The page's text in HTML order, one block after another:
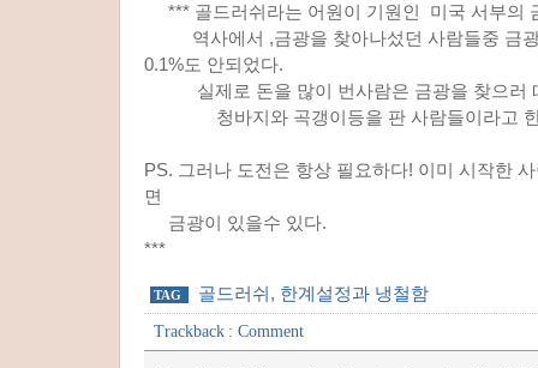
*** 골드러쉬라는 어원이 기원인 미국 서부의
역사에서 ,금광을 찾아나섰던 사람들중 금광
0.1%도 안되었다.
실제로 돈을 많이 번사람은 금광을 찾으러
청바지와 곡갱이등을 판 사람들이라고
PS. 그러나 도전은 항상 필요하다! 이미 시작한
면
금광이 있을수 있다.
***
TAG 골드러쉬, 한계설정과 냉철함
Trackback : Comment